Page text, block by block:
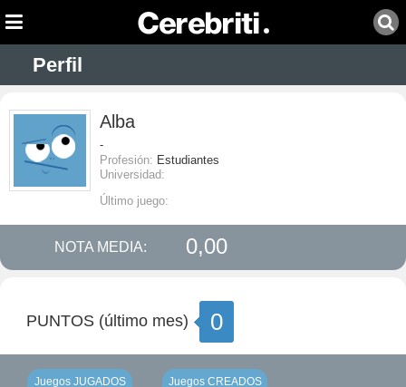
Perfil
Alba
-
Profesión: Estudiantes
Universidad:
Último juego:
NOTA MEDIA: 0,00
PUNTOS (último mes) 0
Juegos JUGADOS Juegos CREADOS